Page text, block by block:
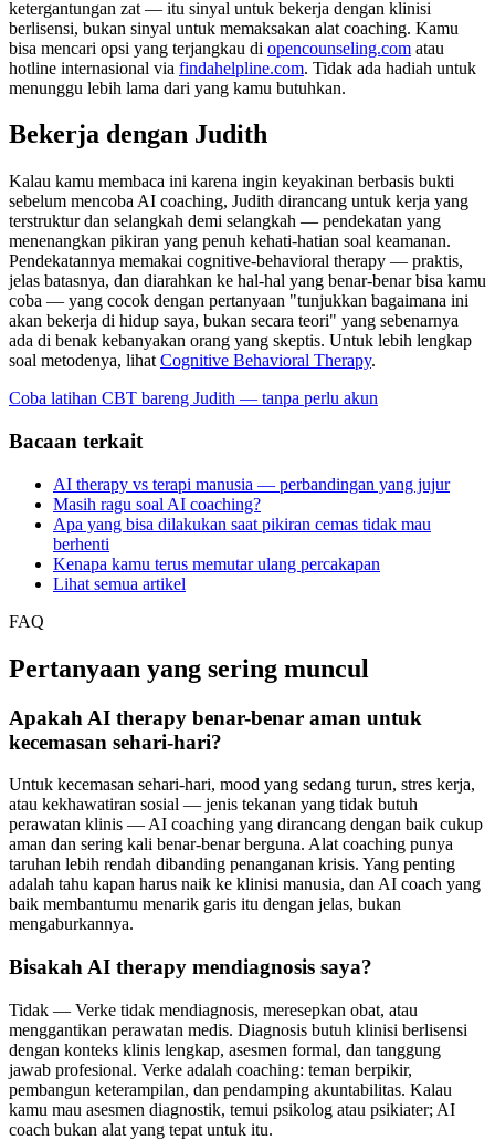
ketergantungan zat — itu sinyal untuk bekerja dengan klinisi
berlisensi, bukan sinyal untuk memaksakan alat coaching. Kamu
bisa mencari opsi yang terjangkau di opencounseling.com atau
hotline internasional via findahelpline.com. Tidak ada hadiah untuk
menunggu lebih lama dari yang kamu butuhkan.
Bekerja dengan Judith
Kalau kamu membaca ini karena ingin keyakinan berbasis bukti
sebelum mencoba AI coaching, Judith dirancang untuk kerja yang
terstruktur dan selangkah demi selangkah — pendekatan yang
menenangkan pikiran yang penuh kehati-hatian soal keamanan.
Pendekatannya memakai cognitive-behavioral therapy — praktis,
jelas batasnya, dan diarahkan ke hal-hal yang benar-benar bisa kamu
coba — yang cocok dengan pertanyaan "tunjukkan bagaimana ini
akan bekerja di hidup saya, bukan secara teori" yang sebenarnya
ada di benak kebanyakan orang yang skeptis. Untuk lebih lengkap
soal metodenya, lihat Cognitive Behavioral Therapy.
Coba latihan CBT bareng Judith — tanpa perlu akun
Bacaan terkait
AI therapy vs terapi manusia — perbandingan yang jujur
Masih ragu soal AI coaching?
Apa yang bisa dilakukan saat pikiran cemas tidak mau
berhenti
Kenapa kamu terus memutar ulang percakapan
Lihat semua artikel
FAQ
Pertanyaan yang sering muncul
Apakah AI therapy benar-benar aman untuk
kecemasan sehari-hari?
Untuk kecemasan sehari-hari, mood yang sedang turun, stres kerja,
atau kekhawatiran sosial — jenis tekanan yang tidak butuh
perawatan klinis — AI coaching yang dirancang dengan baik cukup
aman dan sering kali benar-benar berguna. Alat coaching punya
taruhan lebih rendah dibanding penanganan krisis. Yang penting
adalah tahu kapan harus naik ke klinisi manusia, dan AI coach yang
baik membantumu menarik garis itu dengan jelas, bukan
mengaburkannya.
Bisakah AI therapy mendiagnosis saya?
Tidak — Verke tidak mendiagnosis, meresepkan obat, atau
menggantikan perawatan medis. Diagnosis butuh klinisi berlisensi
dengan konteks klinis lengkap, asesmen formal, dan tanggung
jawab profesional. Verke adalah coaching: teman berpikir,
pembangun keterampilan, dan pendamping akuntabilitas. Kalau
kamu mau asesmen diagnostik, temui psikolog atau psikiater; AI
coach bukan alat yang tepat untuk itu.